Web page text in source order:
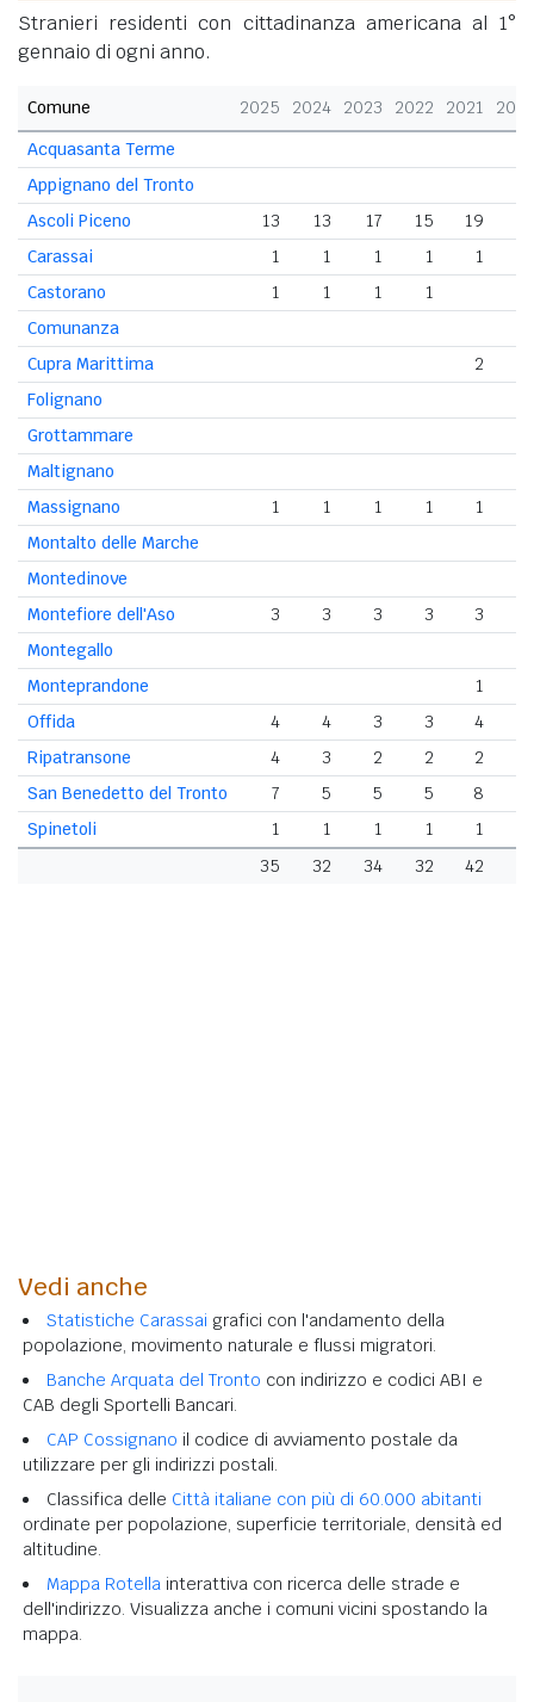
Stranieri residenti con cittadinanza americana al 1°
gennaio di ogni anno.
Comune 2025 2024 2023 2022 2021
Acquasanta Terme
Appignano del Tronto
Ascoli Piceno
13 13 17 15 19
Carassai
1 1 1 1 1
Castorano
1 1 1 1
Comunanza
Cupra Marittima
2
Folignano
Grottammare
Maltignano
Massignano
1 1 1 1 1
Montalto delle Marche
Montedinove
Montefiore dell'Aso
3 3 3 3 3
Montegallo
Monteprandone
1
Offida
4 4 3 3 4
Ripatransone
4 3 2 2 2
San Benedetto del Tronto
7 5 5 5 8
Spinetoli
1 1 1 1 1
35
32 34 32 42
Vedi anche
Statistiche Carassai grafici con l'andamento della
popolazione, movimento naturale e flussi migratori.
Banche Arquata del Tronto con indirizzo e codici ABI e
CAB degli Sportelli Bancari.
CAP Cossignano il codice di avviamento postale da
utilizzare per gli indirizzi postali.
Classifica delle Città italiane con più di 60.000 abitanti
ordinate per popolazione, superficie territoriale, densità ed
altitudine.
Mappa Rotella interattiva con ricerca delle strade e
dell'indirizzo. Visualizza anche i comuni vicini spostando la
mappa.